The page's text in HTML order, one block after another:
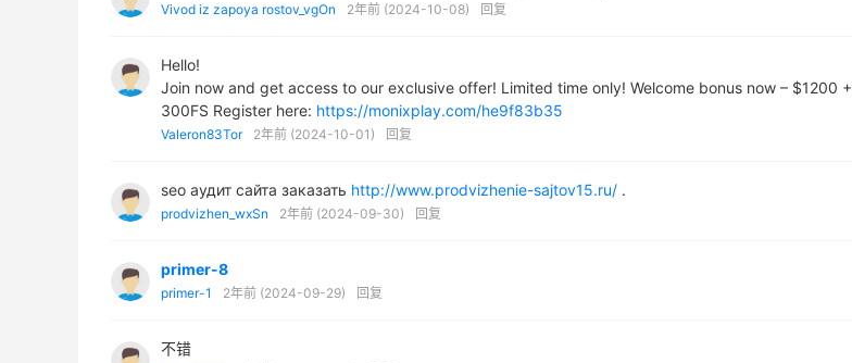
Vivod iz zapoya rostov_vgOn 2年前 (2024-10-08) 回复
Hello!
Join now and get access to our exclusive offer! Limited time only! Welcome bonus now – $1200 +
300FS Register here: https://monixplay.com/he9f83b35
Valeron83Tor 2年前 (2024-10-01) 回复
seo аудит сайта заказать http://www.prodvizhenie-sajtov15.ru/ .
prodvizhen_wxSn 2年前 (2024-09-30) 回复
primer-8
primer-1 2年前 (2024-09-29) 回复
不错